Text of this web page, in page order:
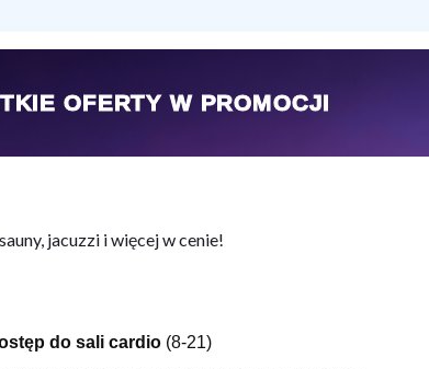
OFERTY W PROMOCJI
jacuzzi i więcej w cenie!
w pobliżu sklepów i restauracji, 10 min jazdy
i morskich kąpieli, jak i turystów nastawionych
do sali cardio (8-21)